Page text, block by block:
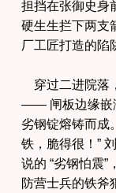
担挡在张御史身
硬生生拦下两支
厂工匠打造的陷
穿过二进院落
—— 闸板边缘嵌
劣钢锭熔铸而成
铁，脆得很！”
说的 “劣钢怕震
防营士兵的铁斧